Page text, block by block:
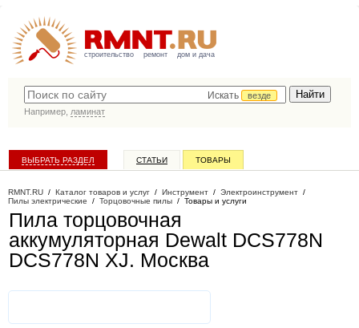
строительство ремонт дом и дача
Искать
везде
Например, ламинат
ВЫБРАТЬ РАЗДЕЛ СТАТЬИ ТОВАРЫ
RMNT.RU / Каталог товаров и услуг / Инструмент / Электроинструмент /
Пилы электрические / Торцовочные пилы / Товары и услуги
Пила торцовочная
аккумуляторная Dewalt DCS778N
DCS778N XJ. Москва